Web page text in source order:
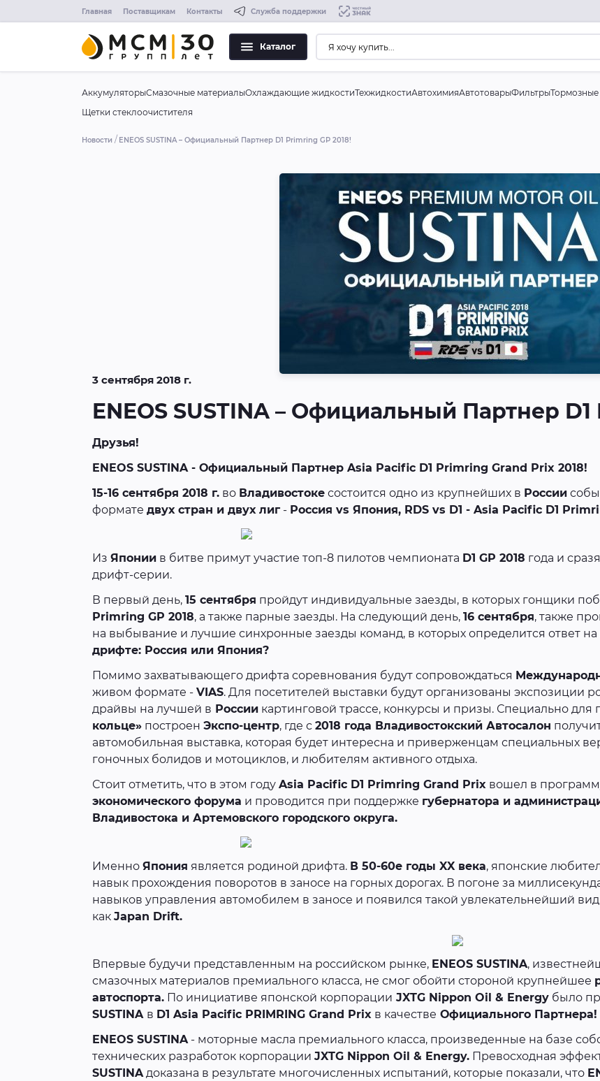
Главная Поставщикам Контакты Служба поддержки
Каталог
АккумуляторыСмазочные материалыОхлаждающие жидкостиТехжидкостиАвтохимияАвтотоварыФильтры
Щетки стеклоочистителя
Новости ENEOS SUSTINA – Официальный Партнер D1 Primring GP 2018!
3 сентября 2018 г.
ENEOS SUSTINA – Официальный Партнер D1
Друзья!
ENEOS SUSTINA - Официальный Партнер Asia Pacific D1 Primring Grand Prix 2018!
15-16 сентября 2018 г. во Владивостоке состоится одно из крупнейших в России
формате двух стран и двух лиг - Россия vs Япония, RDS vs D1 - Asia Pacific D1
Из Японии в битве примут участие топ-8 пилотов чемпионата D1 GP 2018 года и
дрифт-серии.
В первый день, 15 сентября пройдут индивидуальные заезды, в которых гонщики
Primring GP 2018, а также парные заезды. На следующий день, 16 сентября, также
на выбывание и лучшие синхронные заезды команд, в которых определится ответ на
дрифте: Россия или Япония?
Помимо захватывающего дрифта соревнования будут сопровождаться
живом формате - VIAS. Для посетителей выставки будут организованы экспозиции
драйвы на лучшей в России картинговой трассе, конкурсы и призы. Специально для
кольце» построен Экспо-центр, где с 2018 года Владивостокский Автосалон
автомобильная выставка, которая будет интересна и приверженцам специальных
гоночных болидов и мотоциклов, и любителям активного отдыха.
Стоит отметить, что в этом году Asia Pacific D1 Primring Grand Prix вошел в
экономического форума и проводится при поддержке губернатора и
Владивостока и Артемовского городского округа.
Именно Япония является родиной дрифта. В 50-60е годы XX века, японские
навык прохождения поворотов в заносе на горных дорогах. В погоне за
навыков управления автомобилем в заносе и появился такой увлекательнейший
как Japan Drift.
Впервые будучи представленным на российском рынке, ENEOS SUSTINA,
смазочных материалов премиального класса, не смог обойти стороной крупнейшее
автоспорта. По инициативе японской корпорации JXTG Nippon Oil & Energy было
SUSTINA в D1 Asia Pacific PRIMRING Grand Prix в качестве Официального Партнера!
ENEOS SUSTINA- моторные масла премиального класса, произведенные на базе
технических разработок корпорации JXTG Nippon Oil & Energy. Превосходная
SUSTINAдоказана в результате многочисленных испытаний, которые показали, что